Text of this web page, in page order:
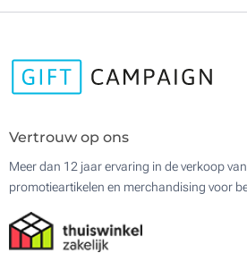
Vertrouw op ons
Meer dan 12 jaar ervaring in de verkoop
promotieartikelen en merchandising voor